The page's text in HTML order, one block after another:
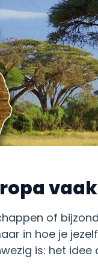
of
in hoe je
is: het